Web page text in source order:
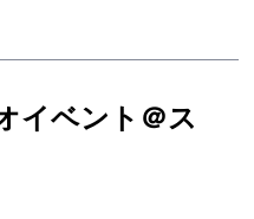
イベント＠ス